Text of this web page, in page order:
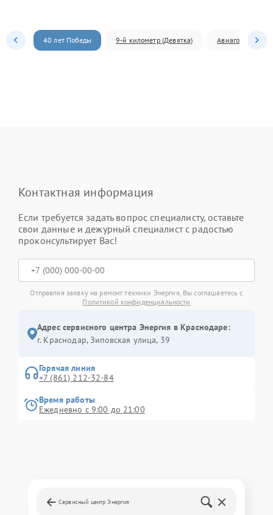
40 лет Победы 9-й километр (Девятка) Авиагородок
Контактная информация
Если требуется задать вопрос специалисту, оставьте
свои данные и дежурный специалист с радостью
проконсультирует Вас!
Отправляя заявку на ремонт техники Энергия, Вы соглашаетесь с
Политикой конфиденциальности
Адрес сервисного центра Энергия в Краснодаре:
г. Краснодар, Зиповская улица, 39
Горячая линия
+7 (861) 212-32-84
Время работы
Ежедневно с 9:00 до 21:00
Сервисный центр Энергия